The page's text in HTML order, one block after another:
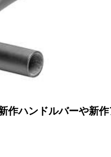
作ハンドルバーや新